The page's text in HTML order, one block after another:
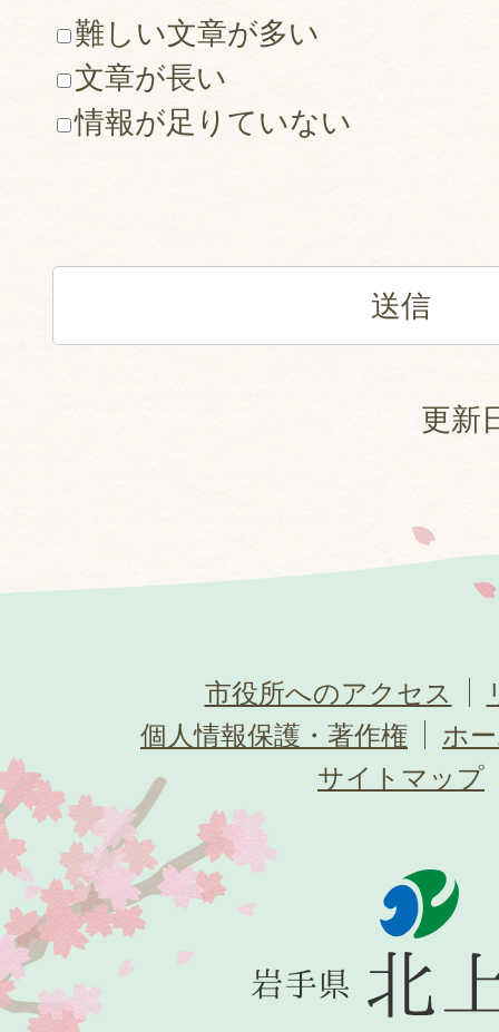
難しい文章が多い
文章が長い
情報が足りていない
更新
市役所へのアクセス
個人情報保護・著作権
ホ
サイトマップ